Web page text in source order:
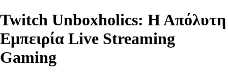
Twitch Unboxholics: Η Απόλυτη
Εμπειρία Live Streaming
Gaming